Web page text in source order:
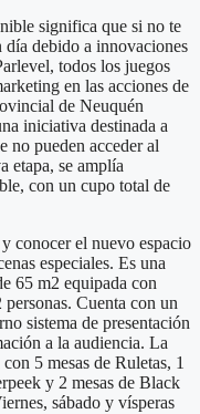
significa que si no te
día debido a innovaciones
todos los juegos
en las acciones de
de Neuquén
iniciativa destinada a
no pueden acceder al
etapa, se amplía
con un cupo total de
conocer el nuevo espacio
especiales. Es una
65 m2 equipada con
Cuenta con un
sistema de presentación
a la audiencia. La
5 mesas de Ruletas, 1
y 2 mesas de Black
sábado y vísperas